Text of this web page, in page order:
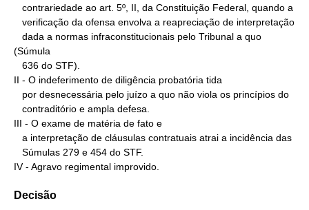
(Súmula
II - O indeferimento de diligência probatória tida
III - O exame de matéria de fato e
IV - Agravo regimental improvido.
Decisão